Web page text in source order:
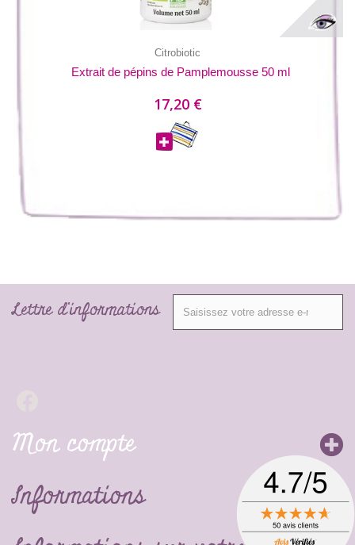
Citrobiotic
Extrait de pépins de Pamplemousse 50 ml
17,20 €
Lettre d'informations
Mon compte
Informations